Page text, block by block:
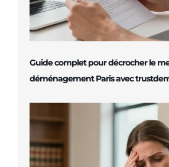
Guide complet pour décrocher le
déménagement Paris avec